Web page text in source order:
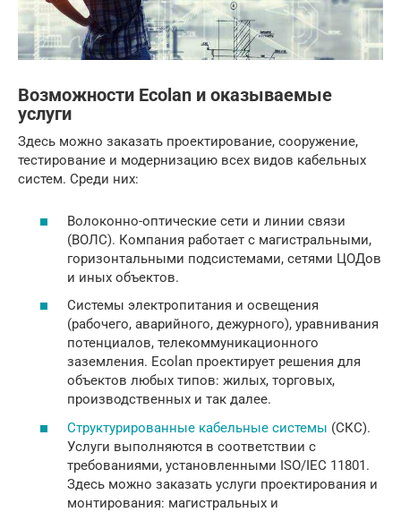
Возможности Ecolan и оказываемые
услуги
Здесь можно заказать проектирование, сооружение,
тестирование и модернизацию всех видов кабельных
систем. Среди них:
Волоконно-оптические сети и линии связи
(ВОЛС). Компания работает с магистральными,
горизонтальными подсистемами, сетями ЦОДов
и иных объектов.
Системы электропитания и освещения
(рабочего, аварийного, дежурного), уравнивания
потенциалов, телекоммуникационного
заземления. Ecolan проектирует решения для
объектов любых типов: жилых, торговых,
производственных и так далее.
Структурированные кабельные системы (СКС).
Услуги выполняются в соответствии с
требованиями, установленными ISO/IEC 11801.
Здесь можно заказать услуги проектирования и
монтирования: магистральных и